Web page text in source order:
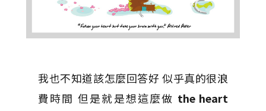
我也不知道該怎麼回答好 似乎真的很浪
費時間 但是就是想這麼做 the heart